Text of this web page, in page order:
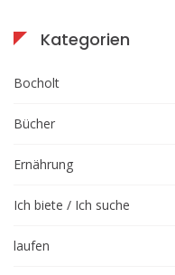
Kategorien
Bocholt
Bücher
Ernährung
Ich biete / Ich suche
laufen